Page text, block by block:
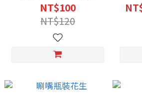
NT$100
NT$120